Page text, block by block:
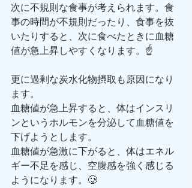
次に不規則な食事が考えられます。食
事の時間が不規則だったり、食事を抜
いたりすると、次に食べたときに血糖
値が急上昇しやすくなります。☝️
更に過剰な炭水化物摂取も原因になり
ます。
血糖値が急上昇すると、体はインスリ
ンというホルモンを分泌して血糖値を
下げようとします。
血糖値が急激に下がると、体はエネル
ギー不足を感じ、空腹感を強く感じる
ようになります。🥲